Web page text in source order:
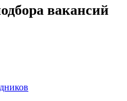
вакансий